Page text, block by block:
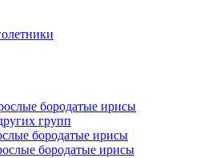
бородатые ирисы
групп
бородатые ирисы
бородатые ирисы